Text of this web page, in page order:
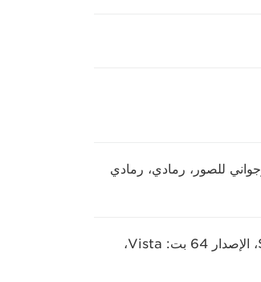
للصور، رمادي، رمادي